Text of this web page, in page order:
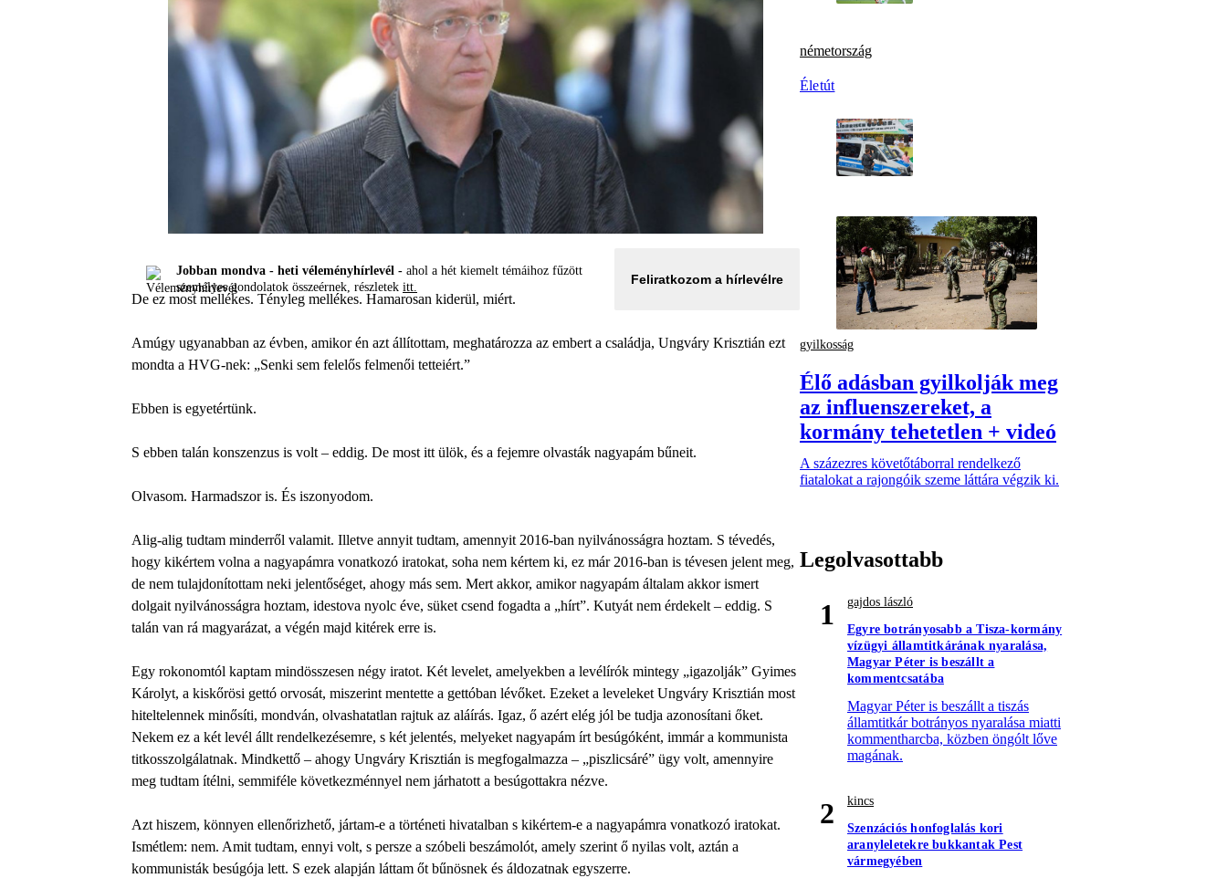
Jobban mondva - heti véleményhírlevél - ahol a hét kiemelt témáihoz fűzött
személyes gondolatok összeérnek, részletek itt.
Feliratkozom a hírlevélre
De ez most mellékes. Tényleg mellékes. Hamarosan kiderül, miért.
Amúgy ugyanabban az évben, amikor én azt állítottam, meghatározza az embert a családja, Ungváry Krisztián ezt
mondta a HVG-nek: „Senki sem felelős felmenői tetteiért.”
Ebben is egyetértünk.
S ebben talán konszenzus is volt – eddig. De most itt ülök, és a fejemre olvasták nagyapám bűneit.
Olvasom. Harmadszor is. És iszonyodom.
Alig-alig tudtam minderről valamit. Illetve annyit tudtam, amennyit 2016-ban nyilvánosságra hoztam. S tévedés,
hogy kikértem volna a nagyapámra vonatkozó iratokat, soha nem kértem ki, ez már 2016-ban is tévesen jelent meg,
de nem tulajdonítottam neki jelentőséget, ahogy más sem. Mert akkor, amikor nagyapám általam akkor ismert
dolgait nyilvánosságra hoztam, idestova nyolc éve, süket csend fogadta a „hírt”. Kutyát nem érdekelt – eddig. S
talán van rá magyarázat, a végén majd kitérek erre is.
Egy rokonomtól kaptam mindösszesen négy iratot. Két levelet, amelyekben a levélírók mintegy „igazolják” Gyimes
Károlyt, a kiskőrösi gettó orvosát, miszerint mentette a gettóban lévőket. Ezeket a leveleket Ungváry Krisztián most
hiteltelennek minősíti, mondván, olvashatatlan rajtuk az aláírás. Igaz, ő azért elég jól be tudja azonosítani őket.
Nekem ez a két levél állt rendelkezésemre, s két jelentés, melyeket nagyapám írt besúgóként, immár a kommunista
titkosszolgálatnak. Mindkettő – ahogy Ungváry Krisztián is megfogalmazza – „piszlicsáré” ügy volt, amennyire
meg tudtam ítélni, semmiféle következménnyel nem járhatott a besúgottakra nézve.
Azt hiszem, könnyen ellenőrizhető, jártam-e a történeti hivatalban s kikértem-e a nagyapámra vonatkozó iratokat.
Ismétlem: nem. Amit tudtam, ennyi volt, s persze a szóbeli beszámolót, amely szerint ő nyilas volt, aztán a
kommunisták besúgója lett. S ezek alapján láttam őt bűnösnek és áldozatnak egyszerre.
németország
Életút
gyilkosság
Élő adásban gyilkolják meg
az influenszereket, a
kormány tehetetlen + videó
A százezres követőtáborral rendelkező
fiatalokat a rajongóik szeme láttára végzik ki.
Legolvasottabb
1
gajdos lászló
Egyre botrányosabb a Tisza-kormány
vízügyi államtitkárának nyaralása,
Magyar Péter is beszállt a
kommentcsatába
Magyar Péter is beszállt a tiszás
államtitkár botrányos nyaralása miatti
kommentharcba, közben öngólt lőve
magának.
2
kincs
Szenzációs honfoglalás kori
aranyleletekre bukkantak Pest
vármegyében